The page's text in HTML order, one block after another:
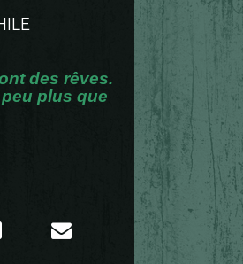
des rêves.
plus que